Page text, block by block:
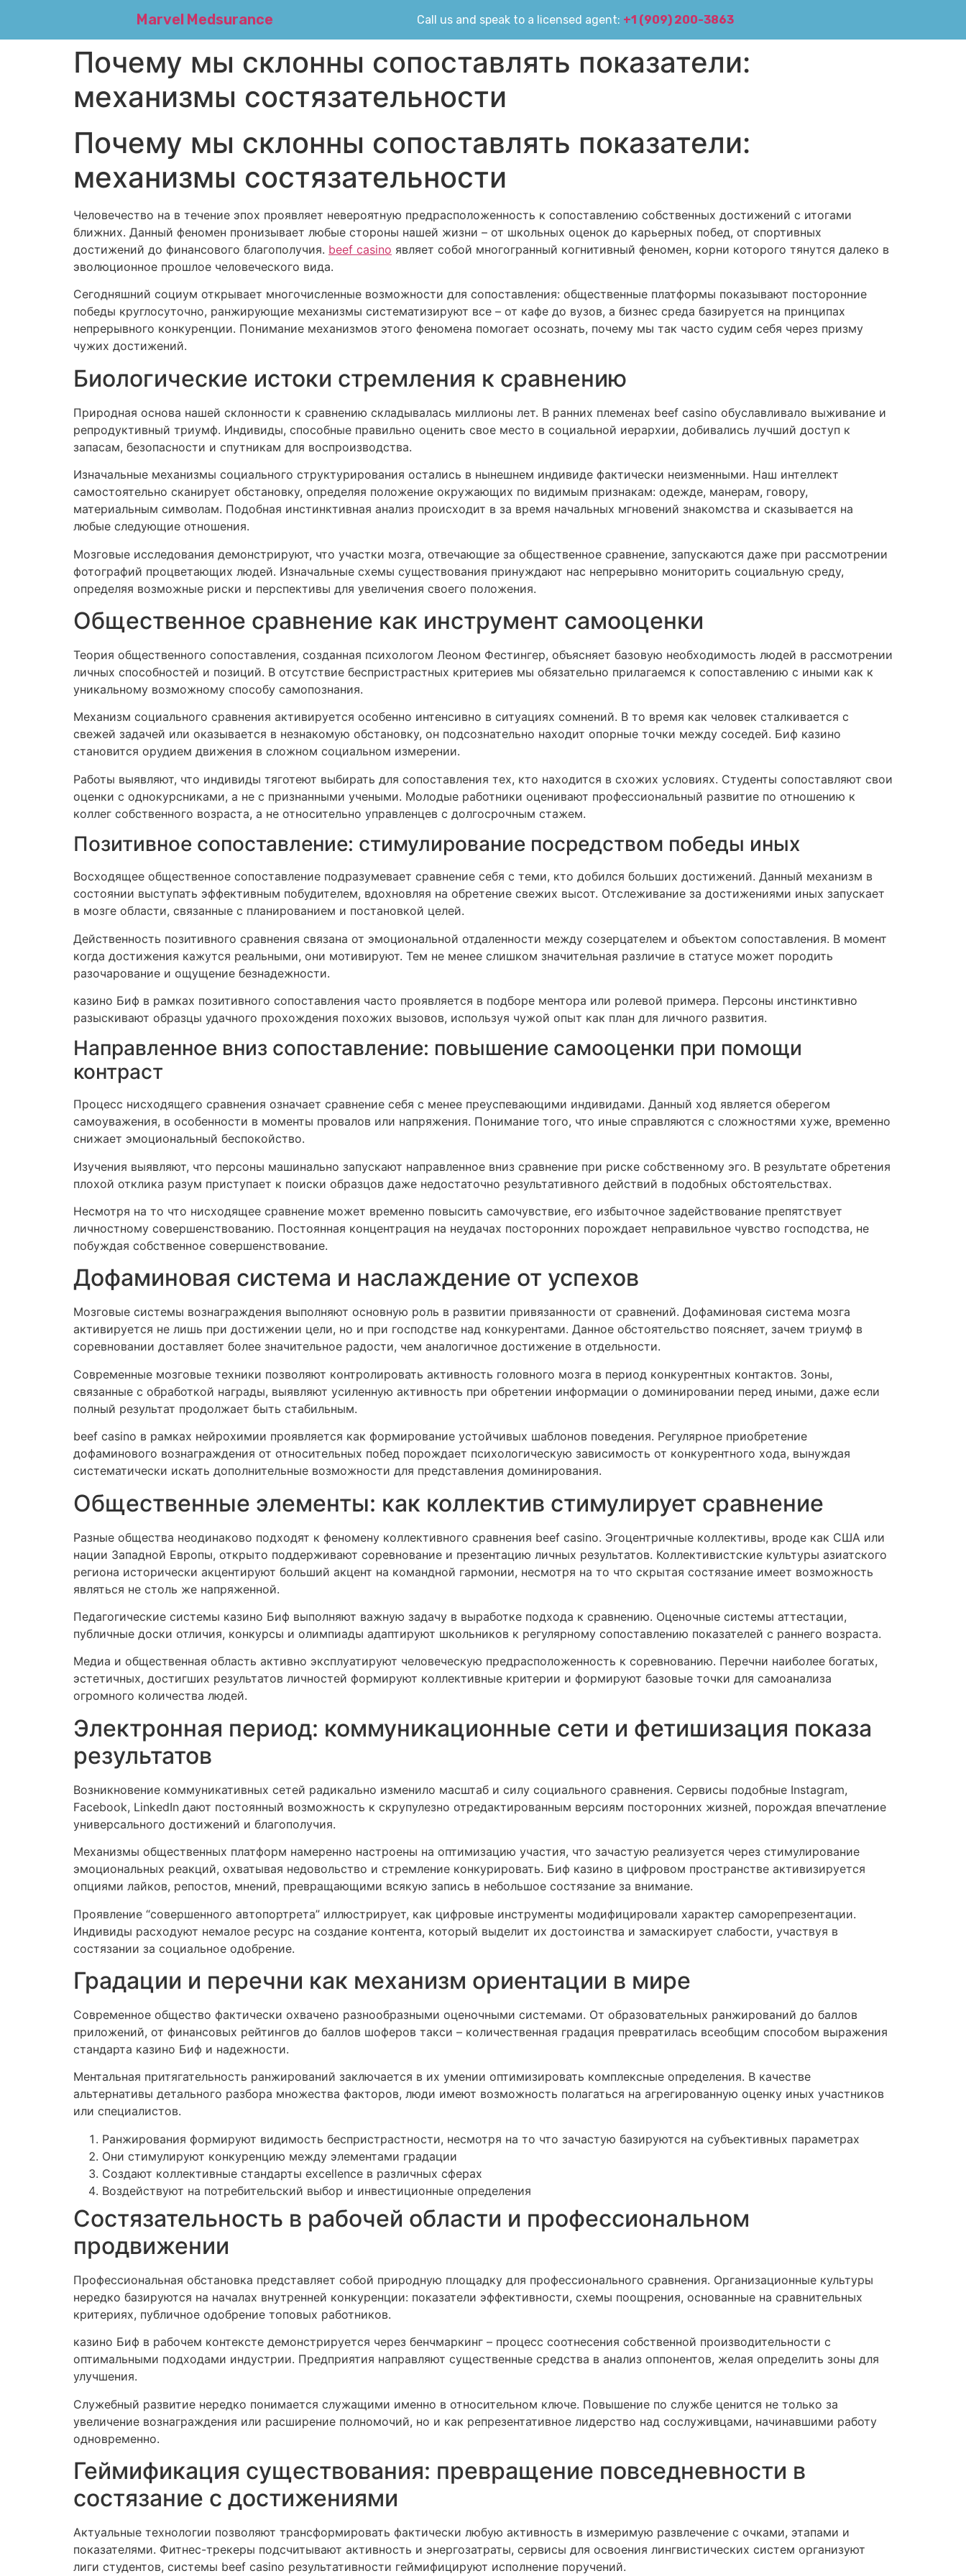
Marvel Medsurance Call us and speak to a licensed agent: +1 (909) 200-3863
Почему мы склонны сопоставлять показатели:
механизмы состязательности
Почему мы склонны сопоставлять показатели:
механизмы состязательности
Человечество на в течение эпох проявляет невероятную предрасположенность к сопоставлению собственных достижений с итогами
ближних. Данный феномен пронизывает любые стороны нашей жизни – от школьных оценок до карьерных побед, от спортивных
достижений до финансового благополучия. beef casino являет собой многогранный когнитивный феномен, корни которого тянутся далеко в
эволюционное прошлое человеческого вида.
Сегодняшний социум открывает многочисленные возможности для сопоставления: общественные платформы показывают посторонние
победы круглосуточно, ранжирующие механизмы систематизируют все – от кафе до вузов, а бизнес среда базируется на принципах
непрерывного конкуренции. Понимание механизмов этого феномена помогает осознать, почему мы так часто судим себя через призму
чужих достижений.
Биологические истоки стремления к сравнению
Природная основа нашей склонности к сравнению складывалась миллионы лет. В ранних племенах beef casino обуславливало выживание и
репродуктивный триумф. Индивиды, способные правильно оценить свое место в социальной иерархии, добивались лучший доступ к
запасам, безопасности и спутникам для воспроизводства.
Изначальные механизмы социального структурирования остались в нынешнем индивиде фактически неизменными. Наш интеллект
самостоятельно сканирует обстановку, определяя положение окружающих по видимым признакам: одежде, манерам, говору,
материальным символам. Подобная инстинктивная анализ происходит в за время начальных мгновений знакомства и сказывается на
любые следующие отношения.
Мозговые исследования демонстрируют, что участки мозга, отвечающие за общественное сравнение, запускаются даже при рассмотрении
фотографий процветающих людей. Изначальные схемы существования принуждают нас непрерывно мониторить социальную среду,
определяя возможные риски и перспективы для увеличения своего положения.
Общественное сравнение как инструмент самооценки
Теория общественного сопоставления, созданная психологом Леоном Фестингер, объясняет базовую необходимость людей в рассмотрении
личных способностей и позиций. В отсутствие беспристрастных критериев мы обязательно прилагаемся к сопоставлению с иными как к
уникальному возможному способу самопознания.
Механизм социального сравнения активируется особенно интенсивно в ситуациях сомнений. В то время как человек сталкивается с
свежей задачей или оказывается в незнакомую обстановку, он подсознательно находит опорные точки между соседей. Биф казино
становится орудием движения в сложном социальном измерении.
Работы выявляют, что индивиды тяготеют выбирать для сопоставления тех, кто находится в схожих условиях. Студенты сопоставляют свои
оценки с однокурсниками, а не с признанными учеными. Молодые работники оценивают профессиональный развитие по отношению к
коллег собственного возраста, а не относительно управленцев с долгосрочным стажем.
Позитивное сопоставление: стимулирование посредством победы иных
Восходящее общественное сопоставление подразумевает сравнение себя с теми, кто добился больших достижений. Данный механизм в
состоянии выступать эффективным побудителем, вдохновляя на обретение свежих высот. Отслеживание за достижениями иных запускает
в мозге области, связанные с планированием и постановкой целей.
Действенность позитивного сравнения связана от эмоциональной отдаленности между созерцателем и объектом сопоставления. В момент
когда достижения кажутся реальными, они мотивируют. Тем не менее слишком значительная различие в статусе может породить
разочарование и ощущение безнадежности.
казино Биф в рамках позитивного сопоставления часто проявляется в подборе ментора или ролевой примера. Персоны инстинктивно
разыскивают образцы удачного прохождения похожих вызовов, используя чужой опыт как план для личного развития.
Направленное вниз сопоставление: повышение самооценки при помощи
контраст
Процесс нисходящего сравнения означает сравнение себя с менее преуспевающими индивидами. Данный ход является оберегом
самоуважения, в особенности в моменты провалов или напряжения. Понимание того, что иные справляются с сложностями хуже, временно
снижает эмоциональный беспокойство.
Изучения выявляют, что персоны машинально запускают направленное вниз сравнение при риске собственному эго. В результате обретения
плохой отклика разум приступает к поиски образцов даже недостаточно результативного действий в подобных обстоятельствах.
Несмотря на то что нисходящее сравнение может временно повысить самочувствие, его избыточное задействование препятствует
личностному совершенствованию. Постоянная концентрация на неудачах посторонних порождает неправильное чувство господства, не
побуждая собственное совершенствование.
Дофаминовая система и наслаждение от успехов
Мозговые системы вознаграждения выполняют основную роль в развитии привязанности от сравнений. Дофаминовая система мозга
активируется не лишь при достижении цели, но и при господстве над конкурентами. Данное обстоятельство поясняет, зачем триумф в
соревновании доставляет более значительное радости, чем аналогичное достижение в отдельности.
Современные мозговые техники позволяют контролировать активность головного мозга в период конкурентных контактов. Зоны,
связанные с обработкой награды, выявляют усиленную активность при обретении информации о доминировании перед иными, даже если
полный результат продолжает быть стабильным.
beef casino в рамках нейрохимии проявляется как формирование устойчивых шаблонов поведения. Регулярное приобретение
дофаминового вознаграждения от относительных побед порождает психологическую зависимость от конкурентного хода, вынуждая
систематически искать дополнительные возможности для представления доминирования.
Общественные элементы: как коллектив стимулирует сравнение
Разные общества неодинаково подходят к феномену коллективного сравнения beef casino. Эгоцентричные коллективы, вроде как США или
нации Западной Европы, открыто поддерживают соревнование и презентацию личных результатов. Коллективистские культуры азиатского
региона исторически акцентируют больший акцент на командной гармонии, несмотря на то что скрытая состязание имеет возможность
являться не столь же напряженной.
Педагогические системы казино Биф выполняют важную задачу в выработке подхода к сравнению. Оценочные системы аттестации,
публичные доски отличия, конкурсы и олимпиады адаптируют школьников к регулярному сопоставлению показателей с раннего возраста.
Медиа и общественная область активно эксплуатируют человеческую предрасположенность к соревнованию. Перечни наиболее богатых,
эстетичных, достигших результатов личностей формируют коллективные критерии и формируют базовые точки для самоанализа
огромного количества людей.
Электронная период: коммуникационные сети и фетишизация показа
результатов
Возникновение коммуникативных сетей радикально изменило масштаб и силу социального сравнения. Сервисы подобные Instagram,
Facebook, LinkedIn дают постоянный возможность к скрупулезно отредактированным версиям посторонних жизней, порождая впечатление
универсального достижений и благополучия.
Механизмы общественных платформ намеренно настроены на оптимизацию участия, что зачастую реализуется через стимулирование
эмоциональных реакций, охватывая недовольство и стремление конкурировать. Биф казино в цифровом пространстве активизируется
опциями лайков, репостов, мнений, превращающими всякую запись в небольшое состязание за внимание.
Проявление “совершенного автопортрета” иллюстрирует, как цифровые инструменты модифицировали характер саморепрезентации.
Индивиды расходуют немалое ресурс на создание контента, который выделит их достоинства и замаскирует слабости, участвуя в
состязании за социальное одобрение.
Градации и перечни как механизм ориентации в мире
Современное общество фактически охвачено разнообразными оценочными системами. От образовательных ранжирований до баллов
приложений, от финансовых рейтингов до баллов шоферов такси – количественная градация превратилась всеобщим способом выражения
стандарта казино Биф и надежности.
Ментальная притягательность ранжирований заключается в их умении оптимизировать комплексные определения. В качестве
альтернативы детального разбора множества факторов, люди имеют возможность полагаться на агрегированную оценку иных участников
или специалистов.
Ранжирования формируют видимость беспристрастности, несмотря на то что зачастую базируются на субъективных параметрах
Они стимулируют конкуренцию между элементами градации
Создают коллективные стандарты excellence в различных сферах
Воздействуют на потребительский выбор и инвестиционные определения
Состязательность в рабочей области и профессиональном
продвижении
Профессиональная обстановка представляет собой природную площадку для профессионального сравнения. Организационные культуры
нередко базируются на началах внутренней конкуренции: показатели эффективности, схемы поощрения, основанные на сравнительных
критериях, публичное одобрение топовых работников.
казино Биф в рабочем контексте демонстрируется через бенчмаркинг – процесс соотнесения собственной производительности с
оптимальными подходами индустрии. Предприятия направляют существенные средства в анализ оппонентов, желая определить зоны для
улучшения.
Служебный развитие нередко понимается служащими именно в относительном ключе. Повышение по службе ценится не только за
увеличение вознаграждения или расширение полномочий, но и как репрезентативное лидерство над сослуживцами, начинавшими работу
одновременно.
Геймификация существования: превращение повседневности в
состязание с достижениями
Актуальные технологии позволяют трансформировать фактически любую активность в измеримую развлечение с очками, этапами и
показателями. Фитнес-трекеры подсчитывают активность и энергозатраты, сервисы для освоения лингвистических систем организуют
лиги студентов, системы beef casino результативности геймифицируют исполнение поручений.